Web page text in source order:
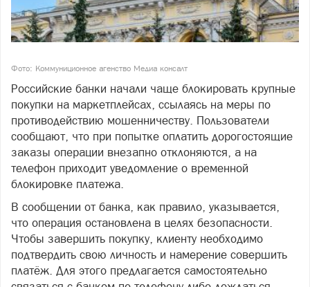
Фото: Коммуниционное агенство Медиа консалт
Российские банки начали чаще блокировать крупные
покупки на маркетплейсах, ссылаясь на меры по
противодействию мошенничеству. Пользователи
сообщают, что при попытке оплатить дорогостоящие
заказы операции внезапно отклоняются, а на
телефон приходит уведомление о временной
блокировке платежа.
В сообщении от банка, как правило, указывается,
что операция остановлена в целях безопасности.
Чтобы завершить покупку, клиенту необходимо
подтвердить свою личность и намерение совершить
платёж. Для этого предлагается самостоятельно